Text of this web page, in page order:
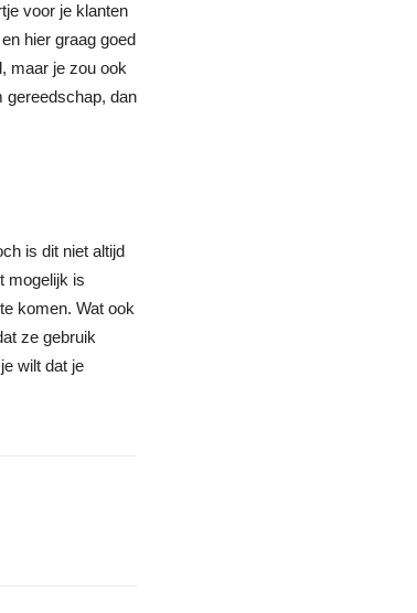
voor je klanten
hier graag goed
maar je zou ook
gereedschap, dan
is dit niet altijd
mogelijk is
komen. Wat ook
ze gebruik
wilt dat je